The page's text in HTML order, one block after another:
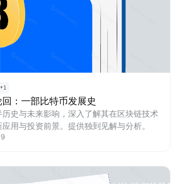
+1
：一部比特币发展史
史与未来影响，深入了解其在区块链技术
用与投资前景。提供独到见解与分析。